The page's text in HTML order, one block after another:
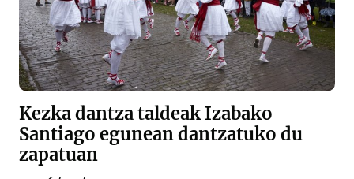
Kezka dantza taldeak Izabako
Santiago egunean dantzatuko du
zapatuan